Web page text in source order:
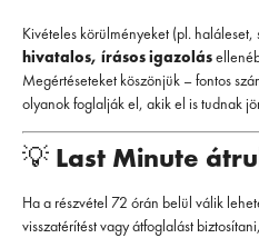
Kivételes körülményeket (pl.
hivatalos, írásos igazolás
Megértéseteket köszönjük – fontos
olyanok foglalják el, akik el is tudnak
💡 Last Minute
Ha a részvétel 72 órán belül válik
visszatérítést vagy átfoglalást biztosítani,